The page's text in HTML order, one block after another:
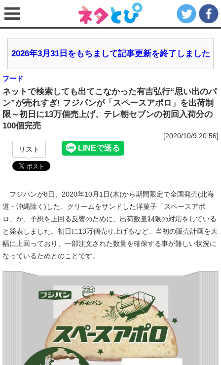
2026年3月31日をもちまして記事更新を終了しました
フード
ネットで検索しても出てこなかった有吉弘行“思い出のパ
ン”が売れすぎ! フジパンが「スペースアポロ」を出荷制
限～初日に13万個売上げ、テレ朝セブンの初回入荷分の
100個完売
[2020/10/9 20:56]
リスト
フジパンが8日、2020年10月1日(木)から期間限定で全国発売(北海
道・沖縄除く)した、クリームをサンドした洋菓子「スペースアポ
ロ」が、予想を上回る反響のために、出荷数量制限の対応をしている
と発表しました。初日に13万個売り上げるなど、当初の販売計画を大
幅に上回っており、一部注文された数量を確保する事が難しい状況に
なっているためとのことです。